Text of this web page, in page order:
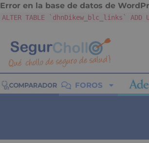
Error en la base de datos de
ALTER TABLE `dhnDikew_blc_links`
FOROS